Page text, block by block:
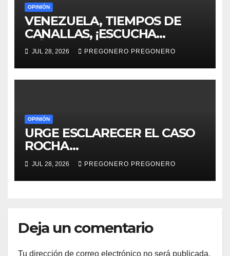
OPINIÓN
VENEZUELA, TIEMPOS DE
CANALLAS, ¡ESCUCHA
MÉXICO!!
JUL 28, 2026 PREGONERO PREGONERO
OPINIÓN
URGE ESCLARECER EL CASO
ROCHA…
JUL 28, 2026 PREGONERO PREGONERO
Deja un comentario
Tu dirección de correo electrónico no será publicada.